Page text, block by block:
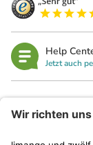
Help
Jetzt auch